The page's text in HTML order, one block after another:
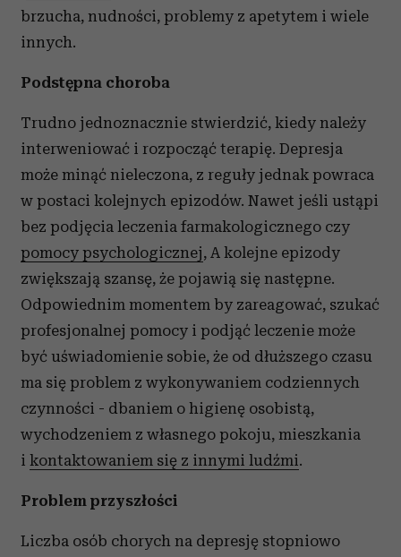
brzucha, nudności, problemy z apetytem i wiele
innych.
Podstępna choroba
Trudno jednoznacznie stwierdzić, kiedy należy
interweniować i rozpocząć terapię. Depresja
może minąć nieleczona, z reguły jednak powraca
w postaci kolejnych epizodów. Nawet jeśli ustąpi
bez podjęcia leczenia farmakologicznego czy
pomocy psychologicznej, A kolejne epizody
zwiększają szansę, że pojawią się następne.
Odpowiednim momentem by zareagować, szukać
profesjonalnej pomocy i podjąć leczenie może
być uświadomienie sobie, że od dłuższego czasu
ma się problem z wykonywaniem codziennych
czynności - dbaniem o higienę osobistą,
wychodzeniem z własnego pokoju, mieszkania
i kontaktowaniem się z innymi ludźmi.
Problem przyszłości
Liczba osób chorych na depresję stopniowo